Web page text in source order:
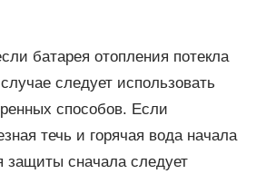
батарея отопления потекла
следует использовать
способов. Если
течь и горячая вода начала
защиты сначала следует